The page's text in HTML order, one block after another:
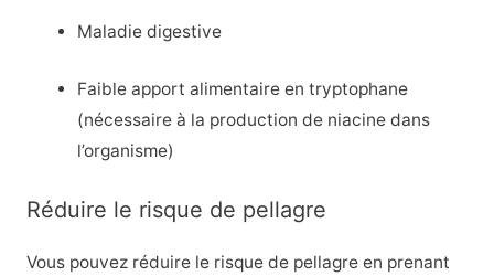
Maladie digestive
Faible apport alimentaire en tryptophane
(nécessaire à la production de niacine dans
l’organisme)
Réduire le risque de pellagre
Vous pouvez réduire le risque de pellagre en prenant